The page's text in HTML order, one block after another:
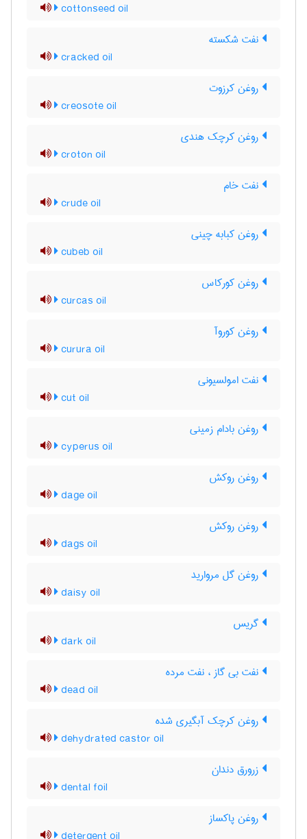
cottonseed oil
نفت شکسته
cracked oil
روغن کرزوت
creosote oil
روغن کرچک هندی
croton oil
نفت خام
crude oil
روغن کبابه چینی
cubeb oil
روغن کورکاس
curcas oil
روغن کوروآ
curura oil
نفت امولسیونی
cut oil
روغن بادام زمینی
cyperus oil
روغن روکش
dage oil
روغن روکش
dags oil
روغن گل مروارید
daisy oil
گریس
dark oil
نفت بی گاز ، نفت مرده
dead oil
روغن کرچک آبگیری شده
dehydrated castor oil
زرورق دندان
dental foil
روغن پاکساز